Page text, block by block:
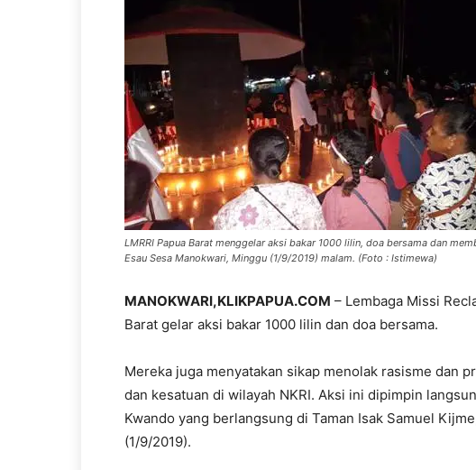
LMRRI Papua Barat menggelar aksi bakar 1000 lilin, doa bersama dan
Esau Sesa Manokwari, Minggu (1/9/2019) malam. (Foto : Istimewa)
MANOKWARI,KLIKPAPUA.COM – Lembaga Missi
Barat gelar aksi bakar 1000 lilin dan doa bersama.
Mereka juga menyatakan sikap menolak rasisme dan
dan kesatuan di wilayah NKRI. Aksi ini dipimpin
Kwando yang berlangsung di Taman Isak Samuel
(1/9/2019).